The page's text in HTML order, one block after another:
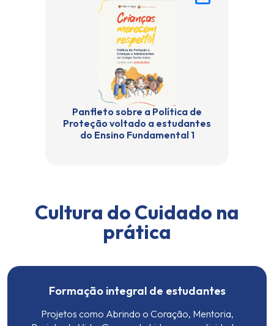
Panfleto sobre a Política de
Proteção voltado a estudantes
do Ensino Fundamental 1
Cultura do Cuidado na
prática
Formação integral de estudantes
Projetos como Abrindo o Coração, Mentoria,